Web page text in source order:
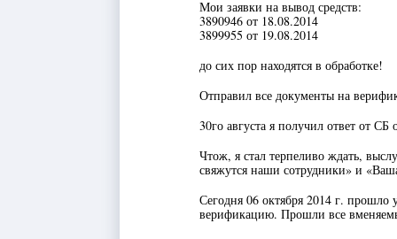
Мои заявки на вывод средств:
3890946 от 18.08.2014
3899955 от 19.08.2014
до сих пор находятся в обработке!
Отправил все документы на
30го августа я получил ответ от
Чтож, я стал терпеливо ждать,
свяжутся наши сотрудники» и
Сегодня 06 октября 2014 г.
верификацию. Прошли все